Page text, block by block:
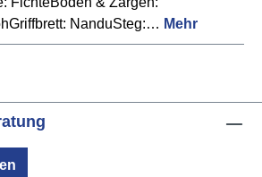
NanduSteg:… Mehr